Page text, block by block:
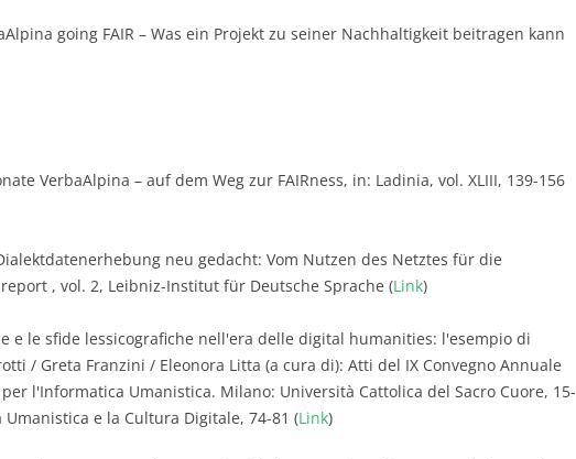
going FAIR – Was ein Projekt zu seiner Nachhaltigkeit beitragen kann
VerbaAlpina – auf dem Weg zur FAIRness, in: Ladinia, vol. XLIII, 139-156
neu gedacht: Vom Nutzen des Netztes für die
, vol. 2, Leibniz-Institut für Deutsche Sprache (Link)
e le sfide lessicografiche nell'era delle digital humanities: l'esempio di
/ Greta Franzini / Eleonora Litta (a cura di): Atti del IX Convegno Annuale
l'Informatica Umanistica. Milano: Università Cattolica del Sacro Cuore, 15-
e la Cultura Digitale, 74-81 (Link)